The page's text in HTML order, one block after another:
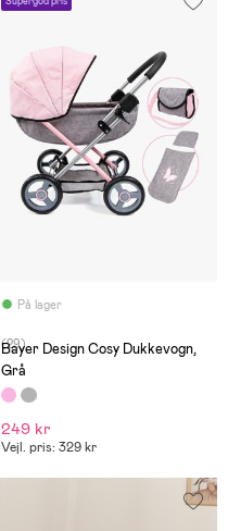
På lager
(29)
Bayer Design Cosy Dukkevogn,
Grå
249 kr
Vejl. pris: 329 kr